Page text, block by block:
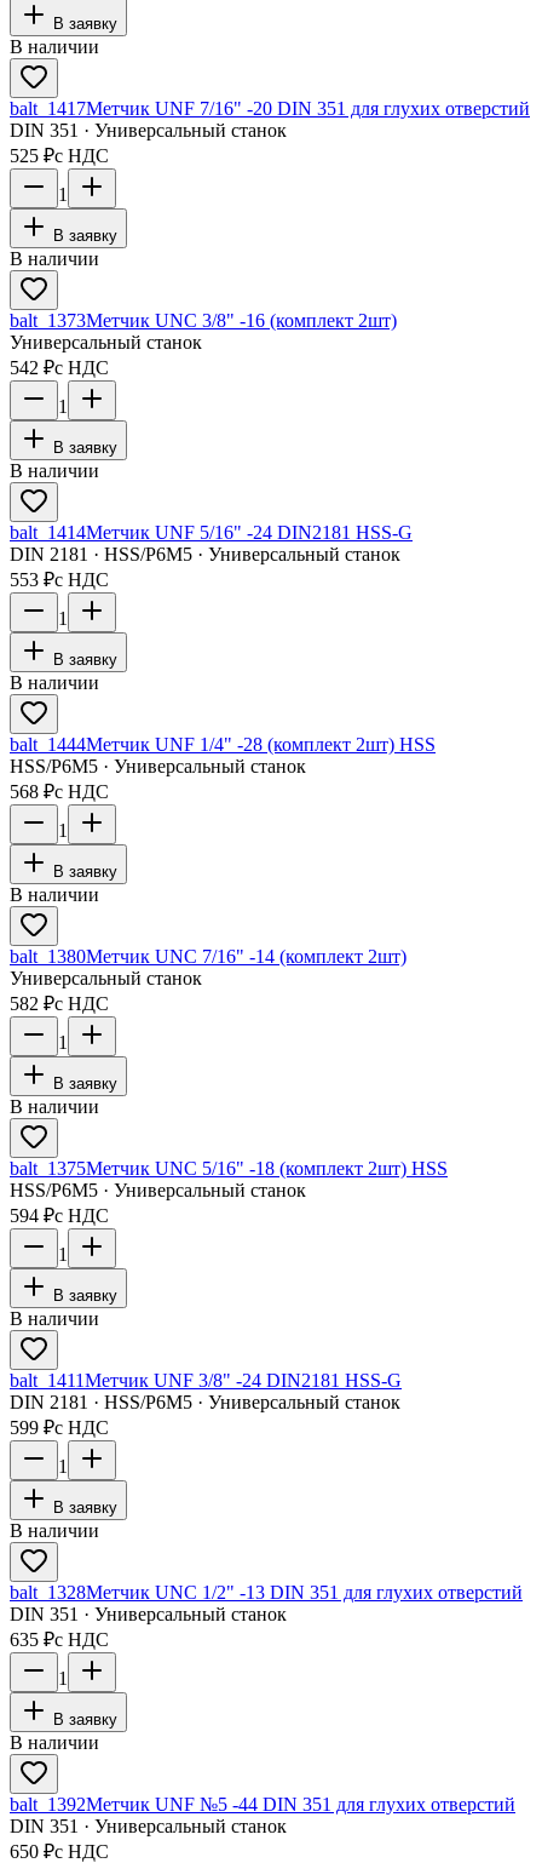
В заявку
В наличии
balt_1417Метчик UNF 7/16" -20 DIN 351 для глухих отверстий
DIN 351 · Универсальный станок
525 ₽с НДС
1
В заявку
В наличии
balt_1373Метчик UNC 3/8" -16 (комплект 2шт)
Универсальный станок
542 ₽с НДС
1
В заявку
В наличии
balt_1414Метчик UNF 5/16" -24 DIN2181 HSS-G
DIN 2181 · HSS/Р6М5 · Универсальный станок
553 ₽с НДС
1
В заявку
В наличии
balt_1444Метчик UNF 1/4" -28 (комплект 2шт) HSS
HSS/Р6М5 · Универсальный станок
568 ₽с НДС
1
В заявку
В наличии
balt_1380Метчик UNC 7/16" -14 (комплект 2шт)
Универсальный станок
582 ₽с НДС
1
В заявку
В наличии
balt_1375Метчик UNC 5/16" -18 (комплект 2шт) HSS
HSS/Р6М5 · Универсальный станок
594 ₽с НДС
1
В заявку
В наличии
balt_1411Метчик UNF 3/8" -24 DIN2181 HSS-G
DIN 2181 · HSS/Р6М5 · Универсальный станок
599 ₽с НДС
1
В заявку
В наличии
balt_1328Метчик UNC 1/2" -13 DIN 351 для глухих отверстий
DIN 351 · Универсальный станок
635 ₽с НДС
1
В заявку
В наличии
balt_1392Метчик UNF №5 -44 DIN 351 для глухих отверстий
DIN 351 · Универсальный станок
650 ₽с НДС